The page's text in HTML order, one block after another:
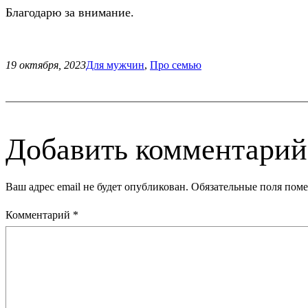
Благодарю за внимание.
19 октября, 2023Для мужчин, Про семью
Добавить комментарий
Ваш адрес email не будет опубликован. Обязательные поля
Комментарий *